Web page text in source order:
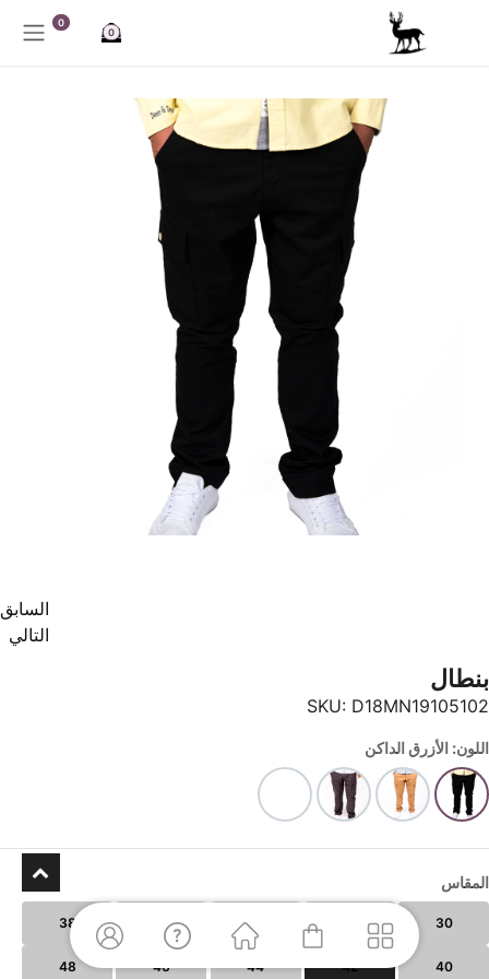
تخطي للذهاب إلى المحتوى
0
0
السابق
التالي
بنطال
SKU: D18MN19105102
اللون: الأزرق الداكن
المقاس
30
34
36
38
40
42
44
46
48